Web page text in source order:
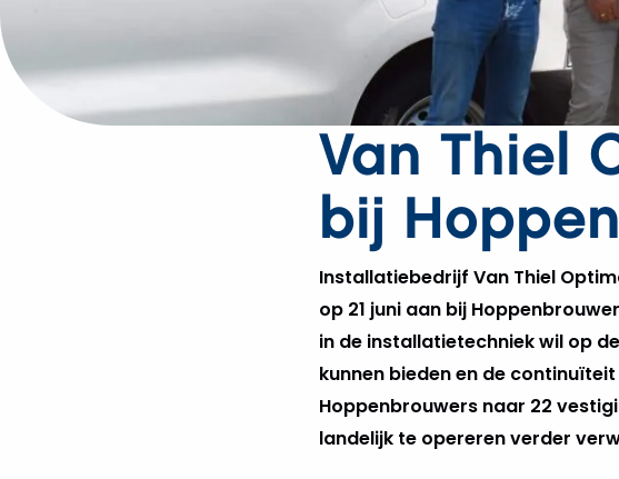
Van Thiel
bij
Installatiebedrijf Van Thiel
op 21 juni aan bij
in de installatietechniek wil op
kunnen bieden en de
Hoppenbrouwers naar 22
landelijk te opereren verder